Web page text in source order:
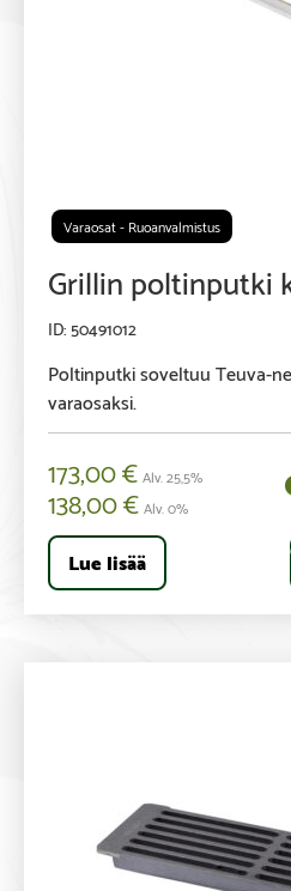
Varaosat - Ruoanvalmistus
Grillin poltinputki
50491012
Poltinputki soveltuu Teuva-
varaosaksi.
173,00€Alv. 25,5%
138,00€Alv. 0%
Lue lisää